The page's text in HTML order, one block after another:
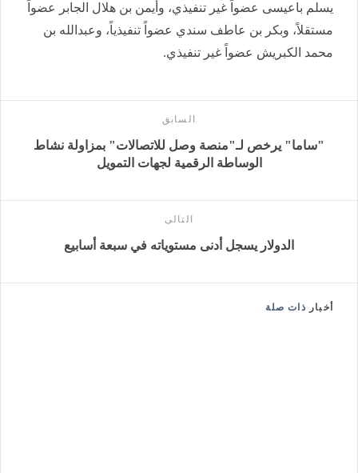
يسلم باعيسى عضواً غير تنفيذي، وأيمن بن هلال الجابر عضواً
مستقلاً، وبكر بن عاطف سندي عضواً تنفيذياً، وعبدالله بن
محمد الكبريش عضواً غير تنفيذي.
السابق
"ساما" يرخص لـ"منصة وصل للاتصالات" بمزاولة نشاط
الوساطة الرقمية لجهات التمويل
التالى
الدولار يسجل أدنى مستوياته في سبعة أسابيع
أخبار ذات صلة